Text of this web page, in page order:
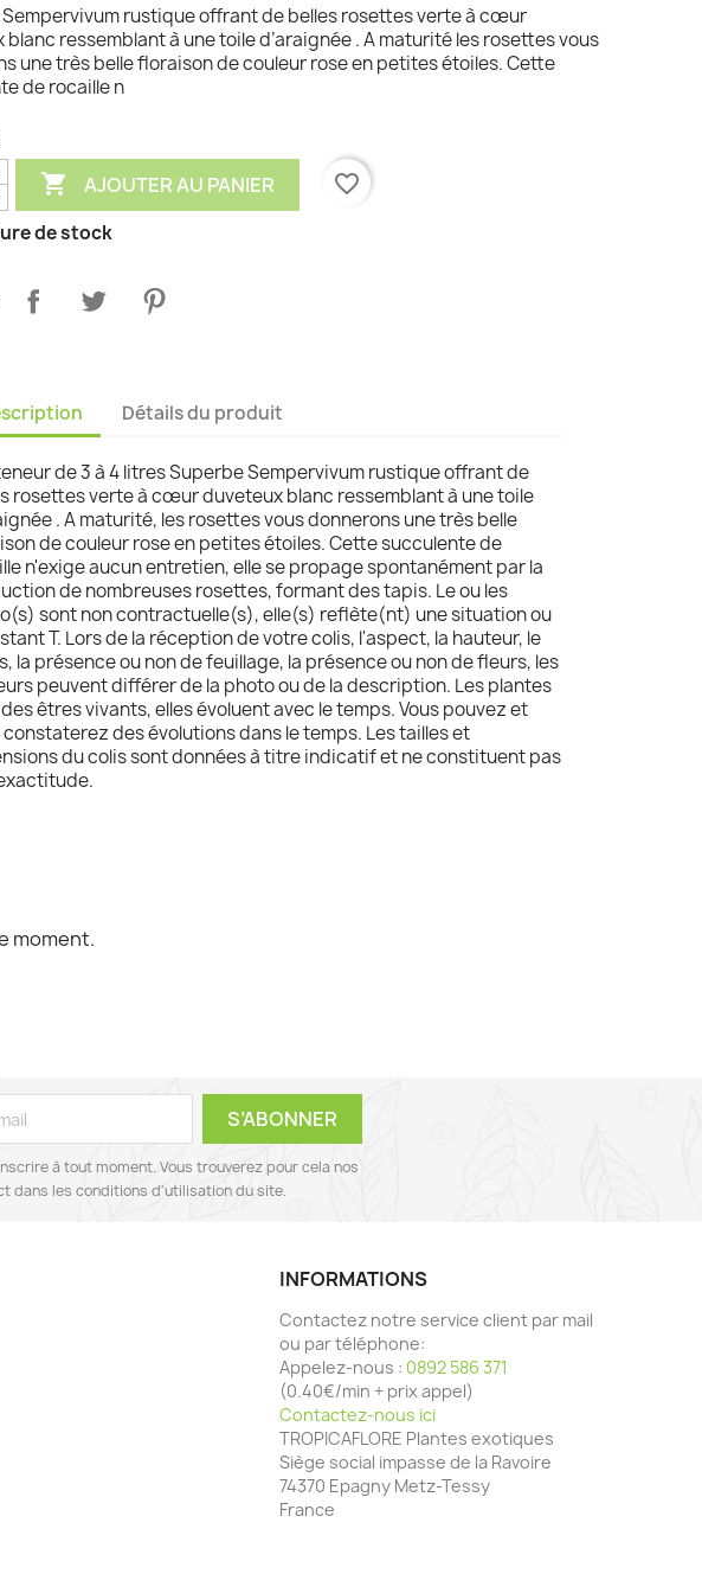
rustique offrant de belles rosettes verte à cœur
blanc ressemblant à une toile d’araignée . A maturité les rosettes vous
une très belle floraison de couleur rose en petites étoiles. Cette
de rocaille n
 AJOUTER AU PANIER
favorite_border
de stock
Détails du produit
de 3 à 4 litres Superbe Sempervivum rustique offrant de
rosettes verte à cœur duveteux blanc ressemblant à une toile
. A maturité, les rosettes vous donnerons une très belle
de couleur rose en petites étoiles. Cette succulente de
n'exige aucun entretien, elle se propage spontanément par la
de nombreuses rosettes, formant des tapis. Le ou les
sont non contractuelle(s), elle(s) reflète(nt) une situation ou
T. Lors de la réception de votre colis, l'aspect, la hauteur, le
la présence ou non de feuillage, la présence ou non de fleurs, les
peuvent différer de la photo ou de la description. Les plantes
êtres vivants, elles évoluent avec le temps. Vous pouvez et
constaterez des évolutions dans le temps. Les tailles et
du colis sont données à titre indicatif et ne constituent pas
moment.
à tout moment. Vous trouverez pour cela nos
dans les conditions d'utilisation du site.
INFORMATIONS
Contactez notre service client par mail
ou par téléphone:
Appelez-nous : 0892 586 371
(0.40€/min + prix appel)
Contactez-nous ici
TROPICAFLORE Plantes exotiques
Siège social impasse de la Ravoire
74370 Epagny Metz-Tessy
France